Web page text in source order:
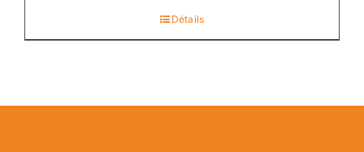
Détails